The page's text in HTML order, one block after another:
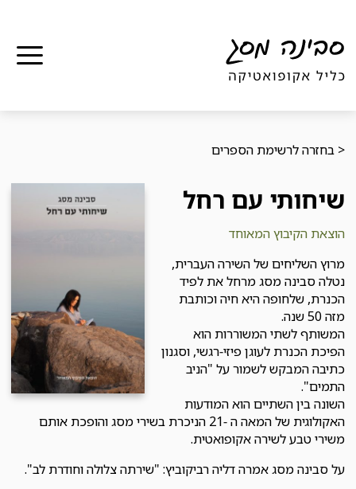
< בחזרה לרשימת הספרים
שיחותי עם רחל
הוצאת הקיבוץ המאוחד
מרוץ השליחים של השירה העברית,
נטלה סבינה מסג מרחל את לפיד
הכנרת, שלחופה היא חיה וכותבת
מזה 50 שנה.
המשותף לשתי המשוררות הוא
הפיכת הכנרת לעוגן פיזי-רגשי, וסגנון
כתיבה המבקש לשמור על "הניב
התמים".
השונה בין השתיים הוא המודעות
האקולוגית של המאה ה -21 הניכרת בשירי מסג והופכת אותם
משירי טבע לשירה אקופואטית.
על סבינה מסג אמרה דליה רביקוביץ: "שירתה צלולה וחודרת לב".